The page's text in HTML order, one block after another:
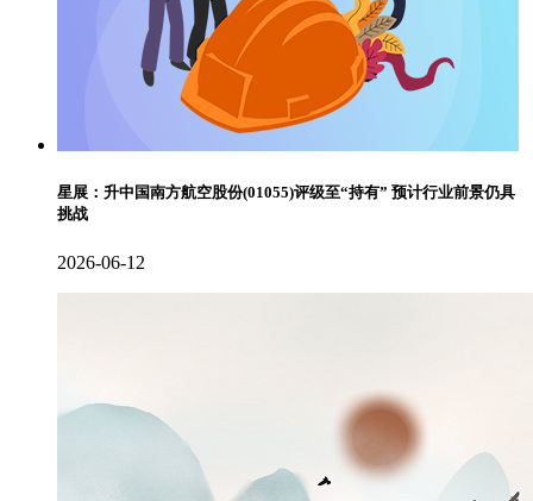
星展：升中国南方航空股份(01055)评级至“持有” 预计行业前景仍具
挑战
2026-06-12